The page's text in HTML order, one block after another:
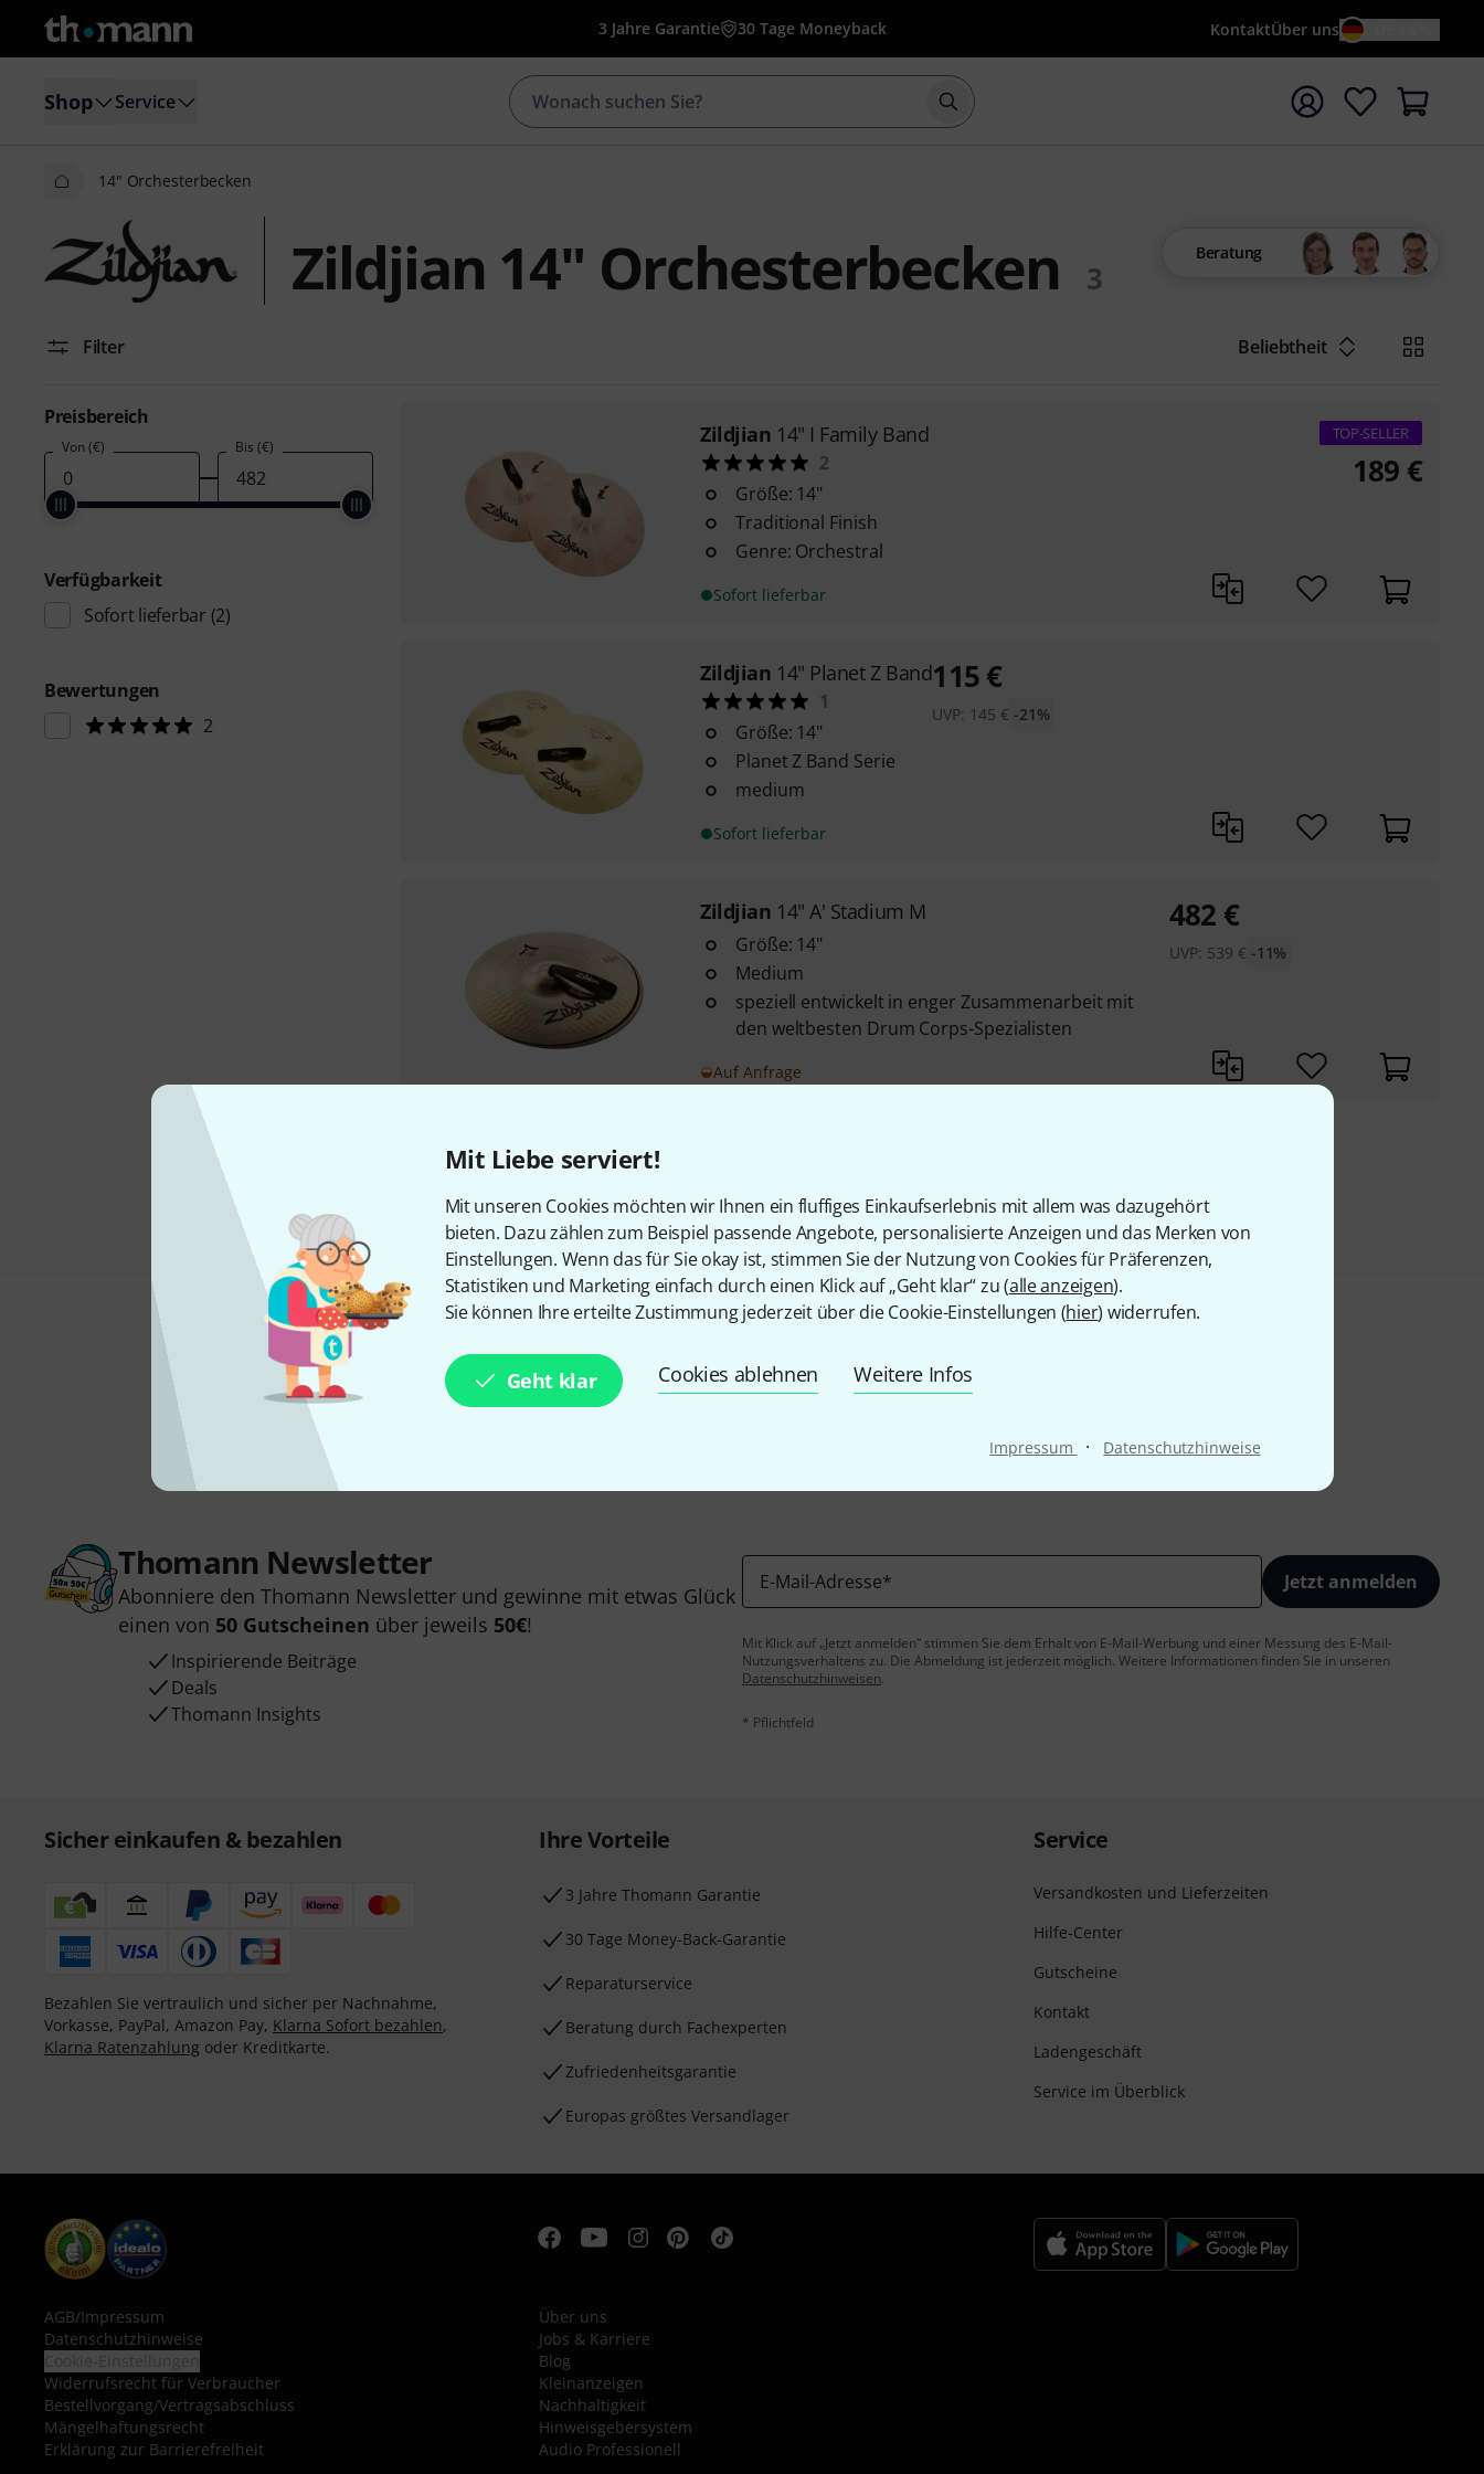
Mit Liebe serviert!
Mit unseren Cookies möchten wir Ihnen ein fluffiges Einkaufserlebnis mit allem was dazugehört
bieten. Dazu zählen zum Beispiel passende Angebote, personalisierte Anzeigen und das Merken von
Einstellungen. Wenn das für Sie okay ist, stimmen Sie der Nutzung von Cookies für Präferenzen,
Statistiken und Marketing einfach durch einen Klick auf „Geht klar“ zu (alle anzeigen).
Sie können Ihre erteilte Zustimmung jederzeit über die Cookie-Einstellungen (hier) widerrufen.
Geht klar Cookies ablehnen Weitere Infos
Impressum · Datenschutzhinweise
3 Jahre Garantie 30 Tage Moneyback KontaktÜber uns
Shop Service Suche mit Suchwort {searchTerm} starten
14" Orchesterbecken
Zildjian 14" Orchesterbecken 3
Beratung
Filter Beliebtheit
Preisbereich
Von (€) Bis (€)
Verfügbarkeit
Sofort lieferbar (2)
Bewertungen
2
Zildjian 14" I Family Band
2
Größe: 14"
Traditional Finish
Genre: Orchestral
Sofort lieferbar
TOP-SELLER
189 €
Zildjian 14" Planet Z Band
1
Größe: 14"
Planet Z Band Serie
medium
Sofort lieferbar
115€
UVP: 145 € -21%
Zildjian 14" A' Stadium M
Größe: 14"
Medium
speziell entwickelt in enger Zusammenarbeit mit
den weltbesten Drum Corps-Spezialisten
Auf Anfrage
482 €
UVP: 539 € -11%
Gefällt Ihnen, was Sie sehen?
Teilen Hilfe & Feedback
Thomann Newsletter
Abonniere den Thomann Newsletter und gewinne mit etwas Glück
einen von 50 Gutscheinen über jeweils 50€!
Inspirierende Beiträge
Deals
Thomann Insights
E-Mail-Adresse* Jetzt anmelden
Mit Klick auf „Jetzt anmelden“ stimmen Sie dem Erhalt von E-Mail-Werbung und einer Messung des E-Mail-
Nutzungsverhaltens zu. Die Abmeldung ist jederzeit möglich. Weitere Informationen finden Sie in unseren
Datenschutzhinweisen.
* Pflichtfeld
Sicher einkaufen & bezahlen
Bezahlen Sie vertraulich und sicher per Nachnahme,
Vorkasse, PayPal, Amazon Pay, Klarna Sofort bezahlen,
Klarna Ratenzahlung oder Kreditkarte.
Ihre Vorteile
3 Jahre Thomann Garantie
30 Tage Money-Back-Garantie
Reparaturservice
Beratung durch Fachexperten
Zufriedenheitsgarantie
Europas größtes Versandlager
Service
Versandkosten und Lieferzeiten
Hilfe-Center
Gutscheine
Kontakt
Ladengeschäft
Service im Überblick
AGB/Impressum
Datenschutzhinweise
Widerrufsrecht für Verbraucher
Bestellvorgang/Vertragsabschluss
Mängelhaftungsrecht
Erklärung zur Barrierefreiheit
Über uns
Jobs & Karriere
Blog
Kleinanzeigen
Nachhaltigkeit
Hinweisgebersystem
Audio Professionell